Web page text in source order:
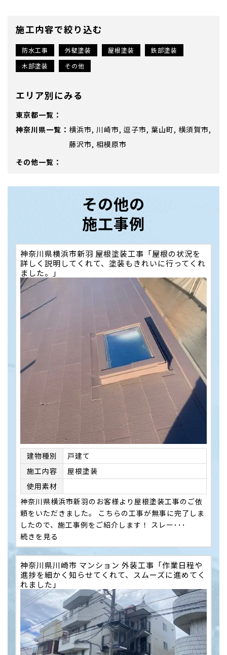
施工内容で絞り込む
防水工事 外壁塗装 屋根塗装
鉄部塗装
木部塗装
その他
エリア別にみる
東京都
神奈川県
横浜市 川崎市 逗子市 葉山町 横須賀市
藤沢市 相模原市
その他
その他の
施工事例
神奈川県横浜市新羽 屋根塗装工事「屋根の状況を
詳しく説明してくれて、塗装もきれいに行ってくれ
ました。」
建物種別
戸建て
施⼯内容
屋根塗装
使用素材
神奈川県横浜市新羽のお客様より屋根塗装工事のご依
頼をいただきました。 こちらの工事が無事に完了しま
したので、施工事例をご紹介します！ スレー･･･
続きを見る
神奈川県川崎市 マンション 外装工事「作業日程や
進捗を細かく知らせてくれて、スムーズに進めてく
れました」